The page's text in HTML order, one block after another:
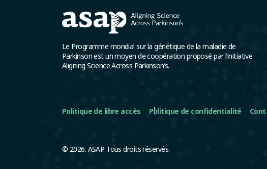
Le Programme mondial sur la génétique de la maladie de
Parkinson est un moyen de coopération proposé par l’initiative
Aligning Science Across Parkinson’s.
Politique de libre accès Politique de confidentialité
© 2026. ASAP. Tous droits réservés.